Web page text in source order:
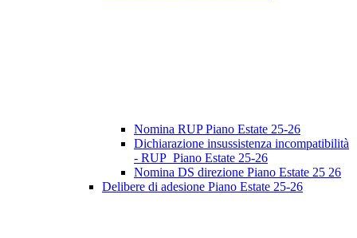
Nomina RUP Piano Estate 25-26
Dichiarazione insussistenza incompatibilità
- RUP_Piano Estate 25-26
Nomina DS direzione Piano Estate 25 26
Delibere di adesione Piano Estate 25-26